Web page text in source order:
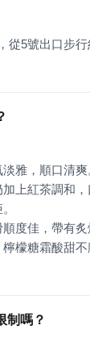
5號出口步行
檬糖霜酸甜不
制嗎？